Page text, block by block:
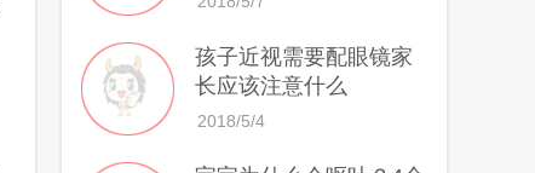
孩子近视需要配眼镜家
长应该注意什么
2018/5/4